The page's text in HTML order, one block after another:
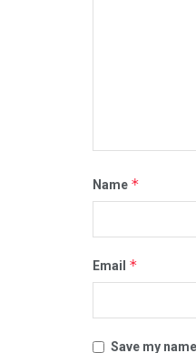
Name *
Email *
Save my